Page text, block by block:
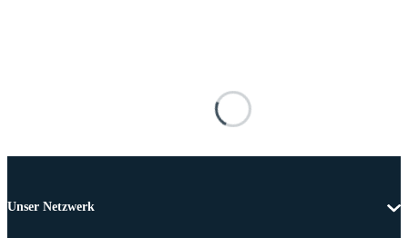
Unser Netzwerk